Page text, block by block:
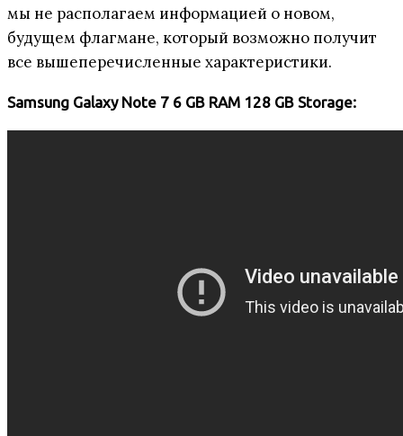
мы не располагаем информацией о новом,
будущем флагмане, который возможно получит
все вышеперечисленные характеристики.
Samsung Galaxy Note 7 6 GB RAM 128 GB Storage: